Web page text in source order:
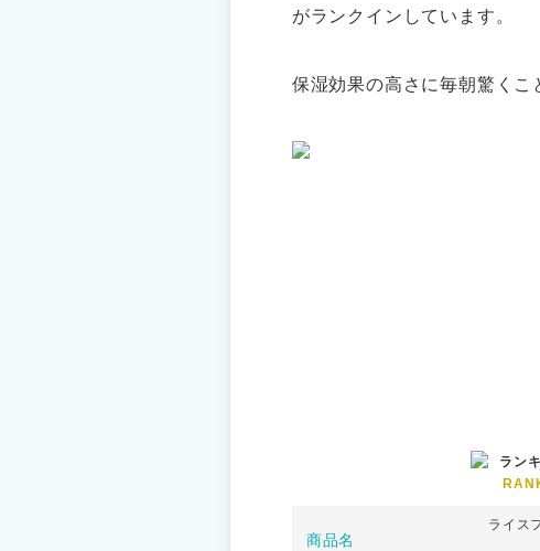
がランクインしています。
保湿効果の高さに毎朝驚くこ
商品名
ライス